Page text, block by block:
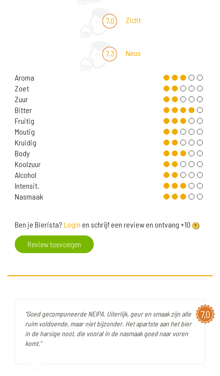
7,0 Zicht
7,3 Neus
Aroma
Zoet
Zuur
Bitter
Fruitig
Moutig
Kruidig
Body
Koolzuur
Alcohol
Intensit.
Nasmaak
Ben je Bierista? Login en schrijf een review en ontvang +10
Review toevoegen
7,0
"Goed gecomponeerde NEIPA. Uiterlijk, geur en smaak zijn alle
ruim voldoende, maar niet bijzonder. Het apartste aan het bier
in de harsige noot, die vooral in de nasmaak goed naar voren
komt."